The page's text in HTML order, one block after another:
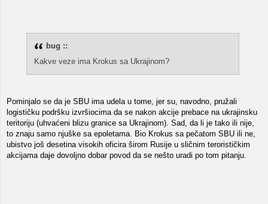
bug ::
Kakve veze ima Krokus sa Ukrajinom?
Pominjalo se da je SBU ima udela u tome, jer su, navodno, pružali
logističku podršku izvršiocima da se nakon akcije prebace na ukrajinsku
teritoriju (uhvaćeni blizu granice sa Ukrajinom). Sad, da li je tako ili nije,
to znaju samo njuške sa epoletama. Bio Krokus sa pečatom SBU ili ne,
ubistvo još desetina visokih oficira širom Rusije u sličnim terorističkim
akcijama daje dovoljno dobar povod da se nešto uradi po tom pitanju.